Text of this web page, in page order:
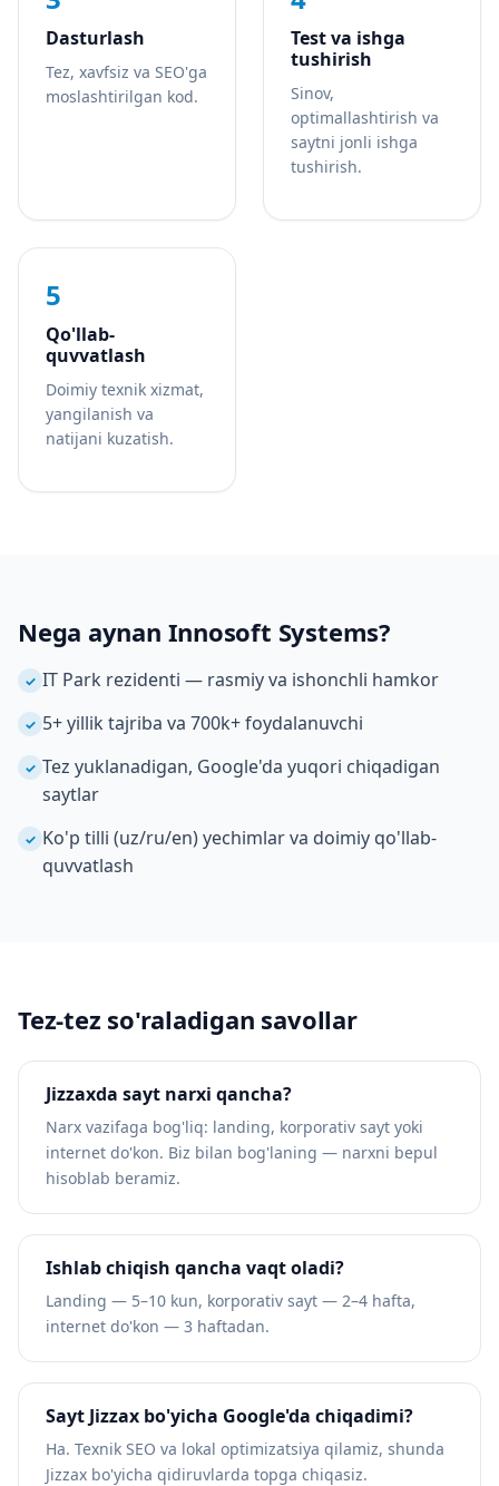
Dasturlash
Tez, xavfsiz va SEO'ga
moslashtirilgan kod.
Test va ishga
tushirish
Sinov,
optimallashtirish va
saytni jonli ishga
tushirish.
5
Qo'llab-
quvvatlash
Doimiy texnik xizmat,
yangilanish va
natijani kuzatish.
Nega aynan Innosoft Systems?
✓ IT Park rezidenti — rasmiy va ishonchli hamkor
✓ 5+ yillik tajriba va 700k+ foydalanuvchi
✓ Tez yuklanadigan, Google'da yuqori chiqadigan
saytlar
✓ Ko'p tilli (uz/ru/en) yechimlar va doimiy qo'llab-
quvvatlash
Tez-tez so'raladigan savollar
Jizzaxda sayt narxi qancha?
Narx vazifaga bog'liq: landing, korporativ sayt yoki
internet do'kon. Biz bilan bog'laning — narxni bepul
hisoblab beramiz.
Ishlab chiqish qancha vaqt oladi?
Landing — 5–10 kun, korporativ sayt — 2–4 hafta,
internet do'kon — 3 haftadan.
Sayt Jizzax bo'yicha Google'da chiqadimi?
Ha. Texnik SEO va lokal optimizatsiya qilamiz, shunda
Jizzax bo'yicha qidiruvlarda topga chiqasiz.